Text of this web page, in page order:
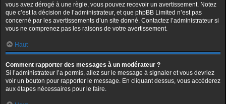
vous avez dérogé à une règle, vous pouvez recevoir un avertissement. Notez
que c’est la décision de l’administrateur, et que phpBB Limited n’est pas
concerné par les avertissements d’un site donné. Contactez l’administrateur si
vous ne comprenez pas les raisons de votre avertissement.
Haut
Comment rapporter des messages à un modérateur ?
Si l’administrateur l’a permis, allez sur le message à signaler et vous devriez
voir un bouton pour rapporter le message. En cliquant dessus, vous accéderez
aux étapes nécessaires pour le faire.